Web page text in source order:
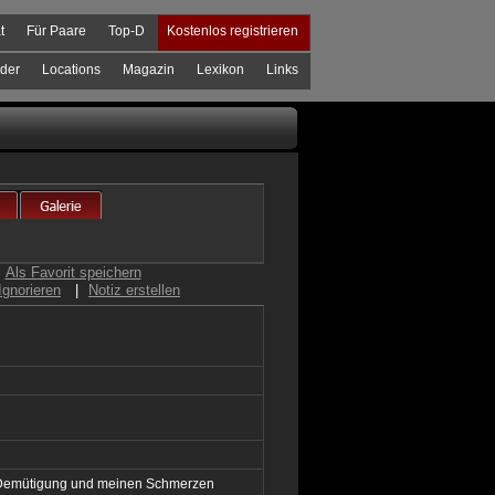
Kostenlos registrieren
Top-D
Für Paare
Links
Lexikon
Magazin
Locations
Als Favorit speichern
Notiz erstellen
und meinen Schmerzen